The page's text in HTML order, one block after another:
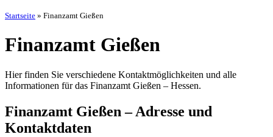
Startseite » Finanzamt Gießen
Finanzamt Gießen
Hier finden Sie verschiedene Kontaktmöglichkeiten und alle
Informationen für das Finanzamt Gießen – Hessen.
Finanzamt Gießen – Adresse und
Kontaktdaten